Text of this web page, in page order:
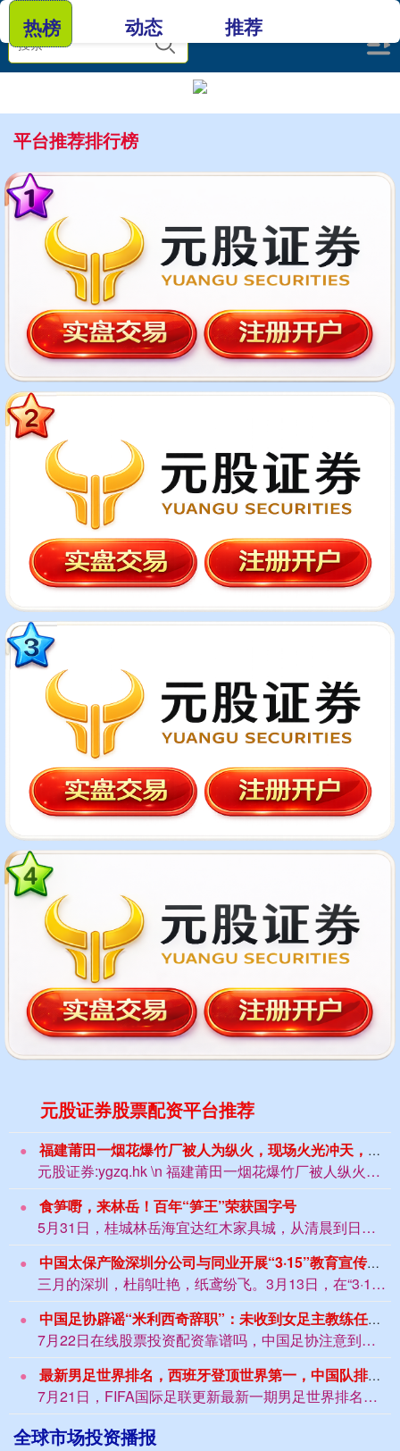
平台推荐排行榜
元股证券股票配资平台推荐
福建莆田一烟花爆竹厂被人为纵火，现场火光冲天，居民称听到多声巨响
元股证券:ygzq.hk \n 福建莆田一烟花爆竹厂被人纵火证券融资平台和配资区...
食笋嘢，来林岳！百年“笋王”荣获国字号
5月31日，桂城林岳海宜达红木家具城，从清晨到日暮，热闹从未间断。上午配资平台收...
中国太保产险深圳分公司与同业开展“3·15”教育宣传活动
三月的深圳，杜鹃吐艳，纸鸢纷飞。3月13日，在“3·15”国际消费者权益日来临之...
中国足协辟谣“米利西奇辞职”：未收到女足主教练任何辞职信息，其将按计划带队备战亚运会
7月22日在线股票投资配资靠谱吗，中国足协注意到直播吧平台有关“米利西奇辞职”的...
最新男足世界排名，西班牙登顶世界第一，中国队排名不变
7月21日，FIFA国际足联更新最新一期男足世界排名。2026美加墨世界杯冠军西...
全球市场投资播报
热榜 动态 推荐